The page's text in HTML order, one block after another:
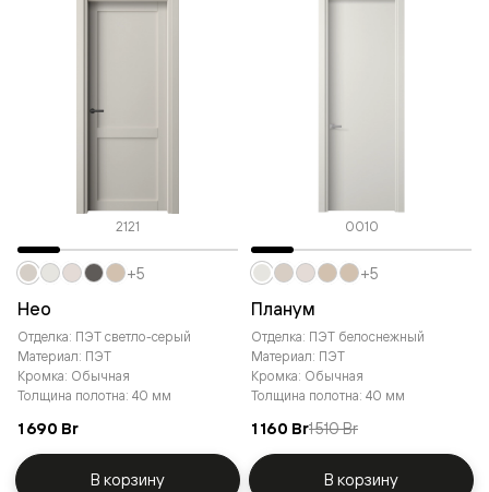
2121
Нео
Отделка: ПЭТ светло-серый
Материал: ПЭТ
Кромка: Обычная
Толщина полотна: 40 мм
1 690 Br
+5
В корзину
0010
Планум
Отделка: ПЭТ белоснежный
Материал: ПЭТ
Кромка: Обычная
Толщина полотна: 40 мм
1 160 Br1 510 Br
+5
В корзину